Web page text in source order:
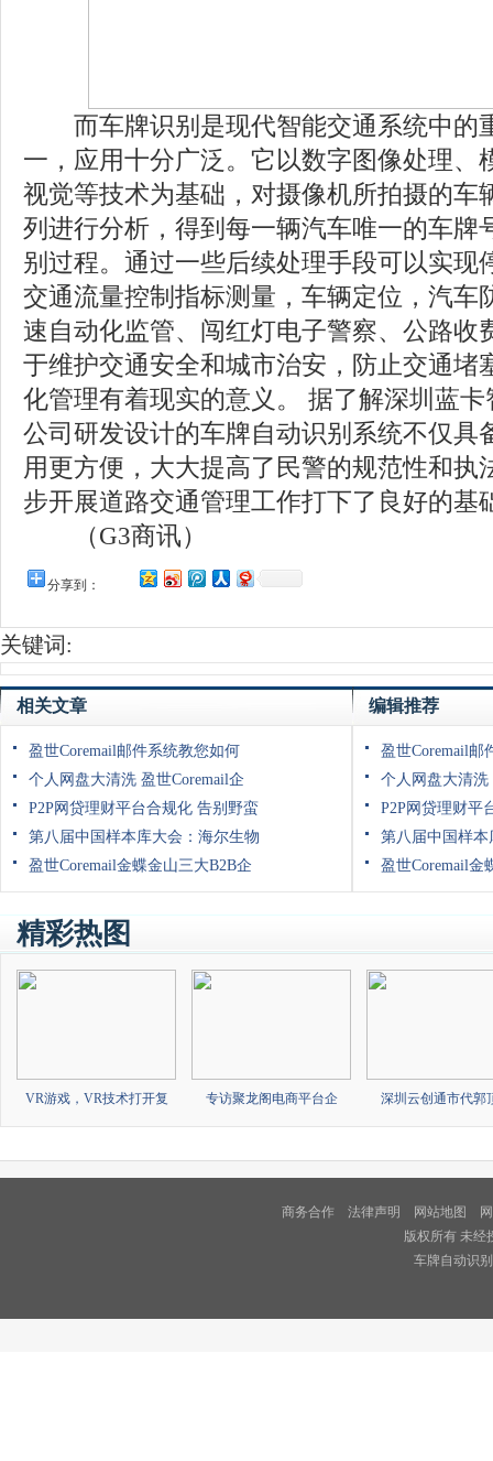
而车牌识别是现代智能交通系统中的
一，应用十分广泛。它以数字图像处理、
视觉等技术为基础，对摄像机所拍摄的车
列进行分析，得到每一辆汽车唯一的车牌
别过程。通过一些后续处理手段可以实现
交通流量控制指标测量，车辆定位，汽车
速自动化监管、闯红灯电子警察、公路收
于维护交通安全和城市治安，防止交通堵
化管理有着现实的意义。 据了解深圳蓝
公司研发设计的车牌自动识别系统不仅具
用更方便，大大提高了民警的规范性和执
步开展道路交通管理工作打下了良好的基
（G3商讯）
分享到：
关键词:
相关文章
盈世Coremail邮件系统教您如何
个人网盘大清洗 盈世Coremail企
P2P网贷理财平台合规化 告别野蛮
第八届中国样本库大会：海尔生物
盈世Coremail金蝶金山三大B2B企
编辑推荐
盈世Coremail邮
个人网盘大清洗
P2P网贷理财平
第八届中国样
盈世Coremail金
精彩热图
VR游戏，VR技术打开复 专访聚龙阁电商平台企 深圳云创通市代郭
商务合作 法律声明 网站地图
版权所有 未经
车牌自动识